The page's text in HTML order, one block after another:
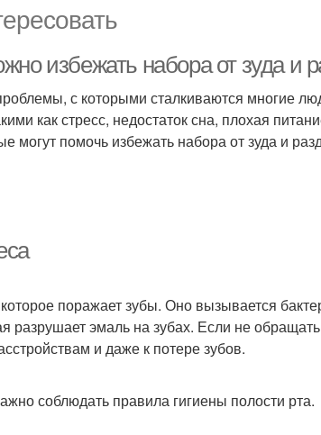
избежать набора от зуда и
с которыми сталкиваются многие
как стресс, недостаток сна, плохая
могут помочь избежать набора от зуда и
поражает зубы. Оно вызывается
разрушает эмаль на зубах. Если не
и даже к потере зубов.
соблюдать правила гигиены полости рта.